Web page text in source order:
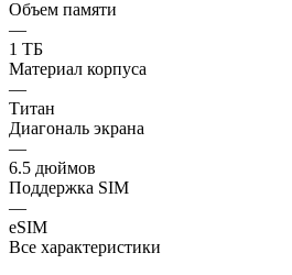
Объем памяти
—
1 ТБ
Материал корпуса
—
Титан
Диагональ экрана
—
6.5 дюймов
Поддержка SIM
—
eSIM
Все характеристики